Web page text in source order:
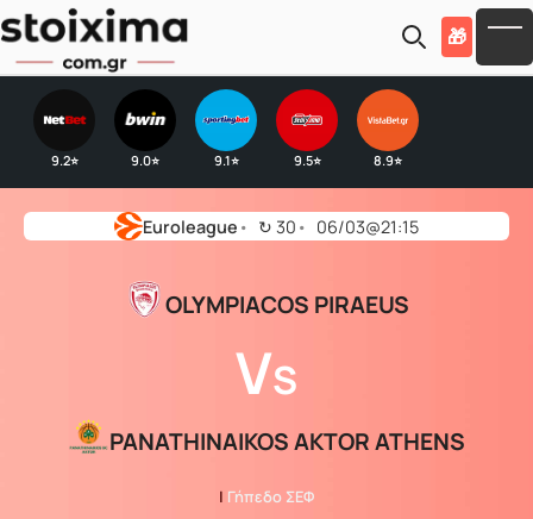
Skip to main content
🎁
9.2⭐ 9.0⭐ 9.1⭐ 9.5⭐ 8.9⭐
Euroleague ↻ 30 06/03@21:15
OLYMPIACOS PIRAEUS
VS
PANATHINAIKOS AKTOR ATHENS
| Γήπεδο ΣΕΦ